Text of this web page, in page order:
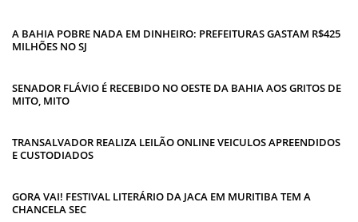
A BAHIA POBRE NADA EM DINHEIRO: PREFEITURAS GASTAM R$425
MILHÕES NO SJ
SENADOR FLÁVIO É RECEBIDO NO OESTE DA BAHIA AOS GRITOS DE
MITO, MITO
TRANSALVADOR REALIZA LEILÃO ONLINE VEICULOS APREENDIDOS
E CUSTODIADOS
GORA VAI! FESTIVAL LITERÁRIO DA JACA EM MURITIBA TEM A
CHANCELA SEC